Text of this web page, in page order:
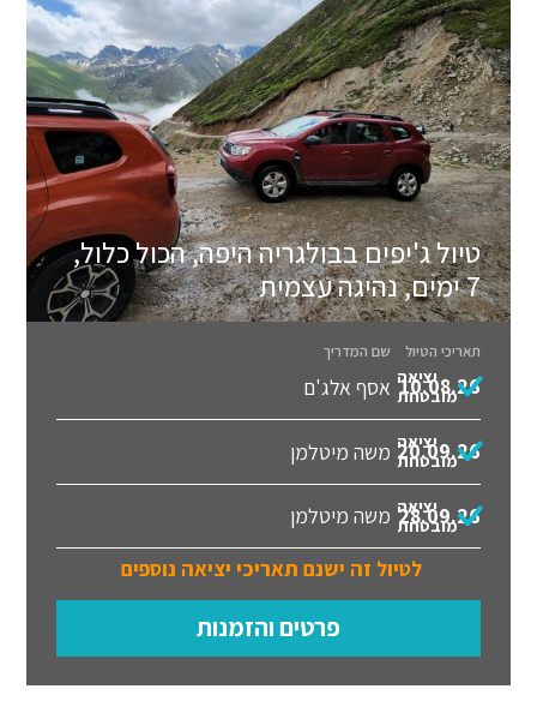
טיול ג'יפים בבולגריה היפה, הכול כלול,
7 ימים, נהיגה עצמית
תאריכי הטיול שם המדריך
10.08.26 אסף אלג'ם יציאה
מובטחת
20.09.26 משה מיטלמן יציאה
מובטחת
28.09.26 משה מיטלמן יציאה
מובטחת
לטיול זה ישנם תאריכי יציאה נוספים
פרטים והזמנות